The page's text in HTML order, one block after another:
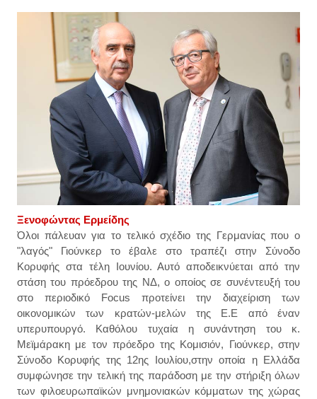
Ξενοφώντας Ερμείδης
Όλοι πάλευαν για το τελικό σχέδιο της Γερμανίας που ο
"λαγός" Γιούνκερ το έβαλε στο τραπέζι στην Σύνοδο
Κορυφής στα τέλη Ιουνίου. Αυτό αποδεικνύεται από την
στάση του πρόεδρου της ΝΔ, ο οποίος σε συνέντευξή του
στο περιοδικό Focus προτείνει την διαχείριση των
οικονομικών των κρατών-μελών της Ε.Ε από έναν
υπερυπουργό. Καθόλου τυχαία η συνάντηση του κ.
Μεϊμάρακη με τον πρόεδρο της Κομισιόν, Γιούνκερ, στην
Σύνοδο Κορυφής της 12ης Ιουλίου,στην οποία η Ελλάδα
συμφώνησε την τελική της παράδοση με την στήριξη όλων
των φιλοευρωπαϊκών μνημονιακών κόμματων της χώρας